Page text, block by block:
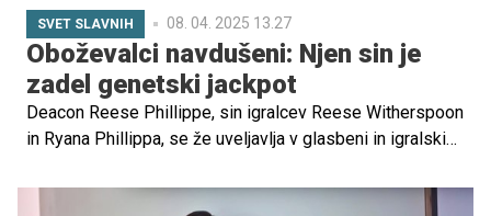
SVET SLAVNIH 08. 04. 2025 13.27
Oboževalci navdušeni: Njen sin je
zadel genetski jackpot
Deacon Reese Phillippe, sin igralcev Reese Witherspoon
in Ryana Phillippa, se že uveljavlja v glasbeni in igralski